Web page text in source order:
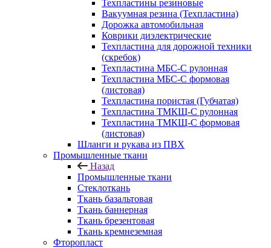
Техпластины резиновые
Вакуумная резина (Техпластина)
Дорожка автомобильная
Коврики диэлектрические
Техпластина для дорожной техники
(скребок)
Техпластина МБС-С рулонная
Техпластина МБС-С формовая
(листовая)
Техпластина пористая (Губчатая)
Техпластина ТМКЩ-С рулонная
Техпластина ТМКЩ-С формовая
(листовая)
Шланги и рукава из ПВХ
Промышленные ткани
Назад
Промышленные ткани
Стеклоткань
Ткань базальтовая
Ткань баннерная
Ткань брезентовая
Ткань кремнеземная
Фторопласт